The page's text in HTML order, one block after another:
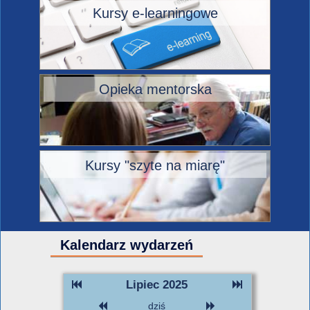
Kursy e-learningowe
Opieka mentorska
Kursy "szyte na miarę"
Kalendarz wydarzeń
Lipiec 2025
dziś